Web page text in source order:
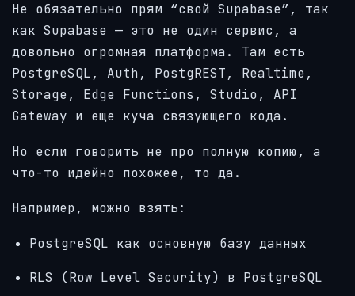
Не обязательно прям “свой Supabase”, так
как Supabase — это не один сервис, а
довольно огромная платформа. Там есть
PostgreSQL, Auth, PostgREST, Realtime,
Storage, Edge Functions, Studio, API
Gateway и еще куча связующего кода.
Но если говорить не про полную копию, а
что-то идейно похожее, то да.
Например, можно взять:
PostgreSQL как основную базу данных
RLS (Row Level Security) в PostgreSQL